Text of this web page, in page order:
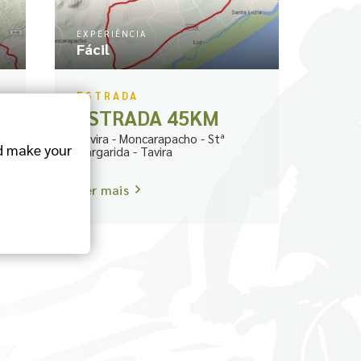
EXPERIÊNCIA
Fácil
ESTRADA
ESTRADA 45KM
Tavira - Moncarapacho - Stª
Margarida - Tavira
Ver mais
make your